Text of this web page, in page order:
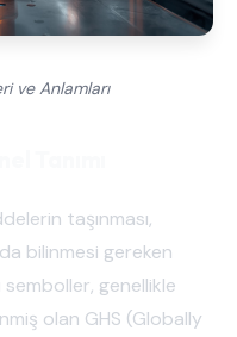
ve Anlamları
taşınması,
bilinmesi gereken
semboller, genellikle
olan GHS (Globally